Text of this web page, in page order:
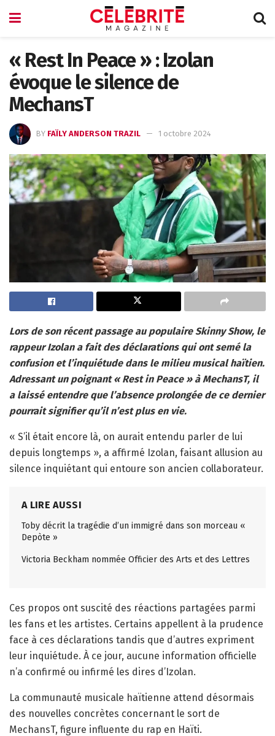
« Rest In Peace » : Izolan
évoque le silence de
MechansT
BY FAÏLY ANDERSON TRAZIL 1 octobre 2024
Lors de son récent passage au populaire Skinny Show, le
rappeur Izolan a fait des déclarations qui ont semé la
confusion et l’inquiétude dans le milieu musical haïtien.
Adressant un poignant « Rest in Peace » à MechansT, il
a laissé entendre que l’absence prolongée de ce dernier
pourrait signifier qu’il n’est plus en vie.
« S’il était encore là, on aurait entendu parler de lui
depuis longtemps », a affirmé Izolan, faisant allusion au
silence inquiétant qui entoure son ancien collaborateur.
A LIRE AUSSI
Toby décrit la tragédie d’un immigré dans son morceau «
Depòte »
Victoria Beckham nommée Officier des Arts et des Lettres
Ces propos ont suscité des réactions partagées parmi
les fans et les artistes. Certains appellent à la prudence
face à ces déclarations tandis que d’autres expriment
leur inquiétude. À ce jour, aucune information officielle
n’a confirmé ou infirmé les dires d’Izolan.
La communauté musicale haïtienne attend désormais
des nouvelles concrètes concernant le sort de
MechansT, figure influente du rap en Haïti.